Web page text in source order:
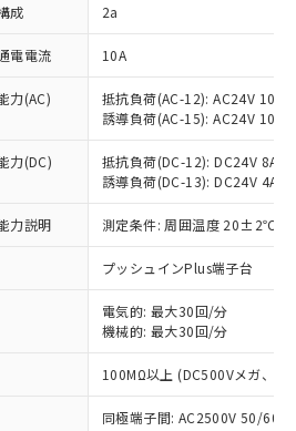
成 2a
電電流 10A
力(AC)
抵抗負荷(AC-12): AC24V 10A/
誘導負荷(AC-15): AC24V
力(DC)
抵抗負荷(DC-12): DC24V 8A/
誘導負荷(DC-13): DC24V 4A/
力説明 測定条件: 周囲温度 20±2℃、
プッシュインPlus端子台
電気的: 最大30回/分
機械的: 最大30回/分
100MΩ以上 (DC500Vメガ、点
同極端子間: AC2500V 50/
読みいただき、同意のうえ
は、当社制御機器事業取扱
在庫状況および標準価格
供させていただくもので
器事業取扱商品の中には、
の対象外となる商品もある
承ください。
よび標準価格照会結果は、
る更新日時点での社内デー
作成されるものであり、閲
点での実際の在庫および標
異なる場合があることをご
指令（10物質）の非含
品に切り替える予定のある
EU RoHS指令（10物質）の
の商品で、対応品を出す予
EU RoHS指令（10物質）の
況を調査中または確認中の
センス料など無形物で、有
係のない商品です。
より、非含有部品として
有品と判明した場合などや
ことがあります。
質）：
、 水銀(Hg) 1000ppm以下、 カド
以下、ポリ臭化ビフェニル
表
材料含有率が中国RoHSの
ることを示します。
材料含有率が中国RoHSの
いることを示します。
す。当社販売部門へお問
準値 (GB/T26572)：
れら貴社製品のうち、外国
外国貿易法に定める商品
制貨物等」という）を輸出
への提供する場合は、日本
出許可(または役務取引許
するなどの必要な手続きを